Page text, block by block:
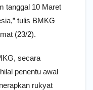
tanggal 10 Maret
tulis BMKG
(23/2).
secara
penentu awal
rukyat